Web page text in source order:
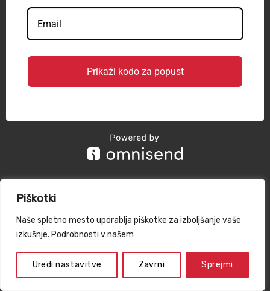
Piškotki
Naše spletno mesto uporablja piškotke za izboljšanje vaše
izkušnje. Podrobnosti v našem
Uredi nastavitve Zavrni Sprejmi
Vse pravice pridržane 2026 ©
Prikaži kodo za popust